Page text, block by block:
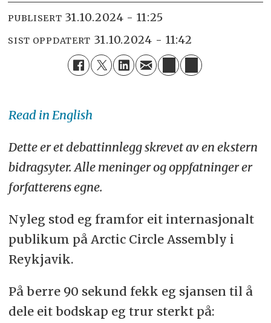
PUBLISERT 31.10.2024 - 11:25
SIST OPPDATERT 31.10.2024 - 11:42
Read in English
Dette er et debattinnlegg skrevet av en ekstern
bidragsyter. Alle meninger og oppfatninger er
forfatterens egne.
Nyleg stod eg framfor eit internasjonalt
publikum på Arctic Circle Assembly i
Reykjavik.
På berre 90 sekund fekk eg sjansen til å
dele eit bodskap eg trur sterkt på: